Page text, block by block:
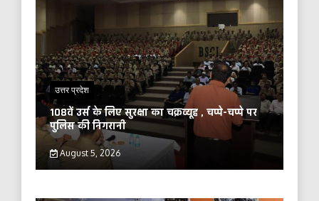
उत्तर प्रदेश
108वें उर्स के लिए सुरक्षा का चक्रव्यूह , चप्पे-चप्पे पर
पुलिस की निगरानी
August 5, 2026